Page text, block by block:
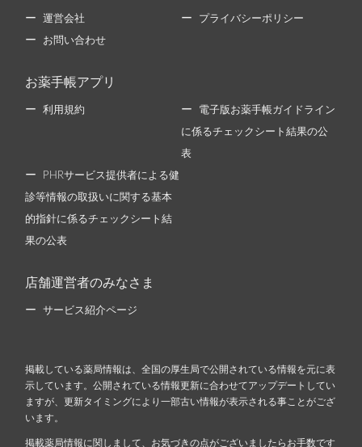
運営会社 プライバシーポリシー
お問い合わせ
お薬手帳アプリ
利用規約 電子版お薬手帳ガイドライン
に係るチェックシート結果の公
表
PHRサービス提供者による健
診等情報の取扱いに関する基本
的指針に係るチェックシート結
果の公表
店舗運営者のみなさま
サービス紹介ページ
掲載している薬局情報は、全国の厚生局で公開されている情報を元に表
示しています。公開されている情報更新に合わせてアップデートしてい
ますが、更新タイミングにより一部古い情報が表示される事ことがござ
います。
掲載薬局情報に関しまして、お気づきの点がございましたらお手数です